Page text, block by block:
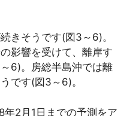
きそうです(図3～6)。
影響を受けて、離岸す
6)。房総半島沖では離
です(図3～6)。
年2月1日までの予測をア